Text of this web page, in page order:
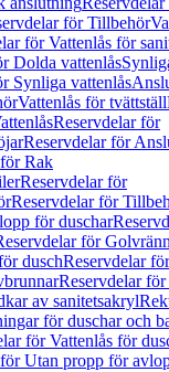
för Tillbehör
för Vattenlås för
Dolda vattenlås
Synliga vattenlås
Vattenlås för tvättställ
Reservdelar för
Reservdelar för
Rak
Reservdelar för
Reservdelar för
för duschar
för
duschReservdelar
Reservdelar
av sanitetsakryl
för duschar och
för Vattenlås för
Utan propp för